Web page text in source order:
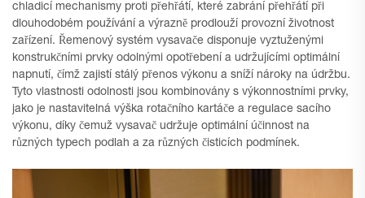
chladicí mechanismy proti přehřátí, které zabrání přehřátí při
dlouhodobém používání a výrazně prodlouží provozní životnost
zařízení. Řemenový systém vysavače disponuje vyztuženými
konstrukčními prvky odolnými opotřebení a udržujícími optimální
napnutí, čímž zajistí stálý přenos výkonu a sníží nároky na údržbu.
Tyto vlastnosti odolnosti jsou kombinovány s výkonnostními prvky,
jako je nastavitelná výška rotačního kartáče a regulace sacího
výkonu, díky čemuž vysavač udržuje optimální účinnost na
různých typech podlah a za různých čisticích podmínek.